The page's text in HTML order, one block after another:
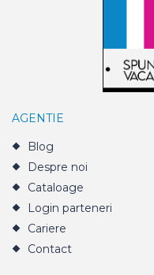
AGENTIE
Blog
Despre noi
Cataloage
Login parteneri
Cariere
Contact